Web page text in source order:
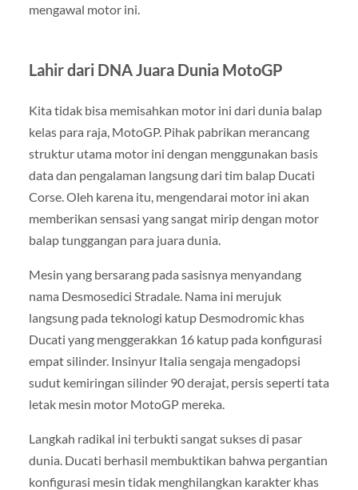
mengawal motor ini.
Lahir dari DNA Juara Dunia MotoGP
Kita tidak bisa memisahkan motor ini dari dunia balap
kelas para raja, MotoGP. Pihak pabrikan merancang
struktur utama motor ini dengan menggunakan basis
data dan pengalaman langsung dari tim balap Ducati
Corse. Oleh karena itu, mengendarai motor ini akan
memberikan sensasi yang sangat mirip dengan motor
balap tunggangan para juara dunia.
Mesin yang bersarang pada sasisnya menyandang
nama Desmosedici Stradale. Nama ini merujuk
langsung pada teknologi katup Desmodromic khas
Ducati yang menggerakkan 16 katup pada konfigurasi
empat silinder. Insinyur Italia sengaja mengadopsi
sudut kemiringan silinder 90 derajat, persis seperti tata
letak mesin motor MotoGP mereka.
Langkah radikal ini terbukti sangat sukses di pasar
dunia. Ducati berhasil membuktikan bahwa pergantian
konfigurasi mesin tidak menghilangkan karakter khas